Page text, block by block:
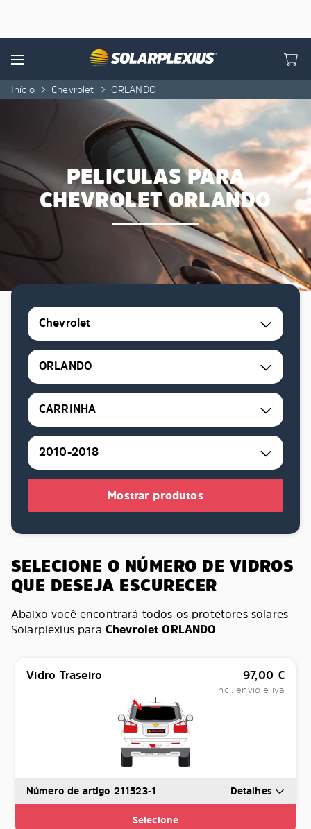
Menu
Início > Chevrolet > ORLANDO
PELICULAS PARA
CHEVROLET ORLANDO
Chevrolet
ORLANDO
CARRINHA
2010-2018
Mostrar produtos
SELECIONE O NÚMERO DE VIDROS
QUE DESEJA ESCURECER
Abaixo você encontrará todos os protetores solares
Solarplexius para Chevrolet ORLANDO
Vidro Traseiro 97,00 €
incl. envio e iva
Número de artigo 211523-1 Detalhes
Selecione